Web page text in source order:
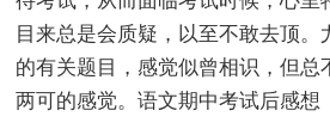
目来总是会质疑，以至不敢去顶。
的有关题目，感觉似曾相识，但总
两可的感觉。语文期中考试后感想